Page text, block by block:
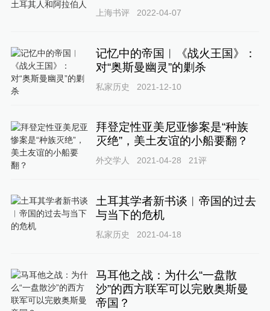
上海书评 2022-04-07
记忆中的帝国︱《战火王国》：
对“奥斯曼幽灵”的剿杀
私家历史 2021-12-10
拜登定性亚美尼亚惨案是“种族
灭绝”，美土友谊的小船要翻？
外交学人 2021-04-28 21评
土耳其学者新书谈︱帝国的过去
与当下的危机
私家历史 2021-04-18
马耳他之战：为什么“一盘散
沙”的西方联军可以完败奥斯曼
帝国？